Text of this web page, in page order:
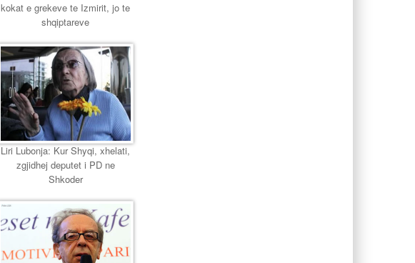
kokat e grekeve te Izmirit, jo te
shqiptareve
Liri Lubonja: Kur Shyqi, xhelati,
zgjidhej deputet i PD ne
Shkoder